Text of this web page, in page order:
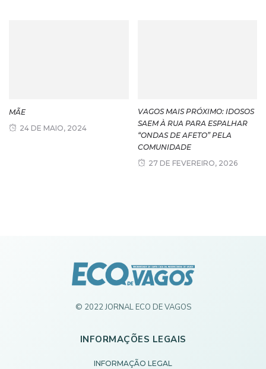
MÃE
24 DE MAIO, 2024
VAGOS MAIS PRÓXIMO: IDOSOS
SAEM À RUA PARA ESPALHAR
“ONDAS DE AFETO” PELA
COMUNIDADE
27 DE FEVEREIRO, 2026
© 2022 JORNAL ECO DE VAGOS
INFORMAÇÕES LEGAIS
INFORMAÇÃO LEGAL